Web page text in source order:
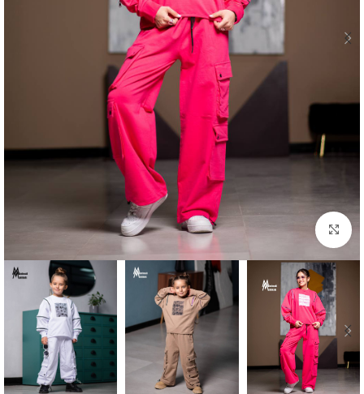
بزرگنمایی تصویر